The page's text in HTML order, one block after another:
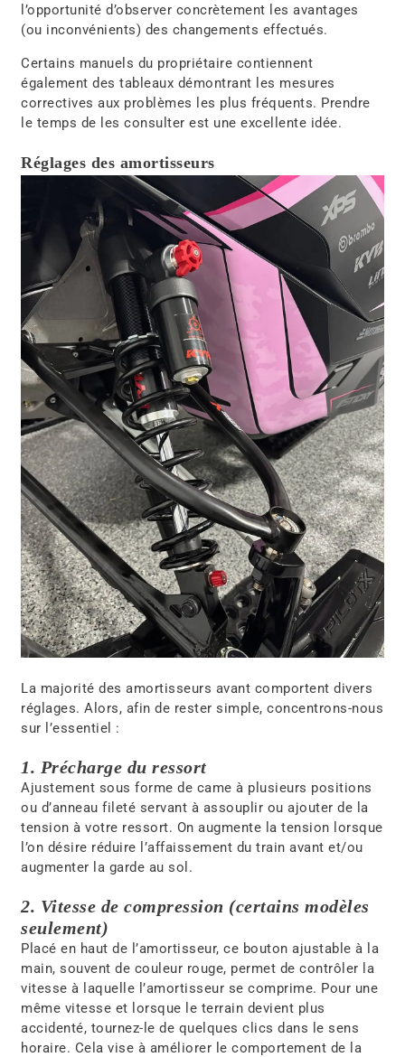
l’opportunité d’observer concrètement les avantages
(ou inconvénients) des changements effectués.
Certains manuels du propriétaire contiennent
également des tableaux démontrant les mesures
correctives aux problèmes les plus fréquents. Prendre
le temps de les consulter est une excellente idée.
Réglages des amortisseurs
La majorité des amortisseurs avant comportent divers
réglages. Alors, afin de rester simple, concentrons-nous
sur l’essentiel :
1. Précharge du ressort
Ajustement sous forme de came à plusieurs positions
ou d’anneau fileté servant à assouplir ou ajouter de la
tension à votre ressort. On augmente la tension lorsque
l’on désire réduire l’affaissement du train avant et/ou
augmenter la garde au sol.
2. Vitesse de compression (certains modèles
seulement)
Placé en haut de l’amortisseur, ce bouton ajustable à la
main, souvent de couleur rouge, permet de contrôler la
vitesse à laquelle l’amortisseur se comprime. Pour une
même vitesse et lorsque le terrain devient plus
accidenté, tournez-le de quelques clics dans le sens
horaire. Cela vise à améliorer le comportement de la